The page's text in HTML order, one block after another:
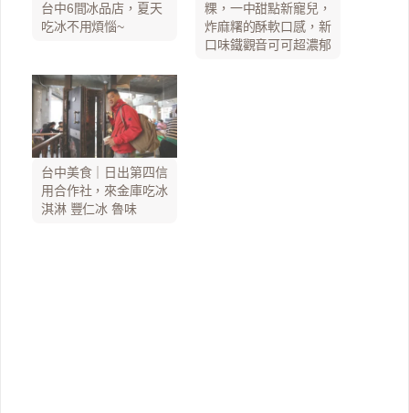
台中6間冰品店，夏天
吃冰不用煩惱~
粿，一中甜點新寵兒，
炸麻糬的酥軟口感，新
口味鐵觀音可可超濃郁
台中美食｜日出第四信
用合作社，來金庫吃冰
淇淋 豐仁冰 魯味